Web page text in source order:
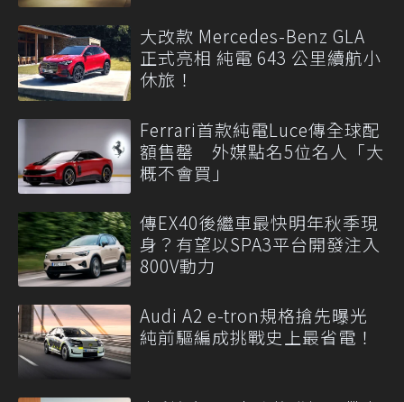
大改款 Mercedes-Benz GLA
正式亮相 純電 643 公里續航小
休旅！
Ferrari首款純電Luce傳全球配
額售罄 外媒點名5位名人「大
概不會買」
傳EX40後繼車最快明年秋季現
身？有望以SPA3平台開發注入
800V動力
Audi A2 e-tron規格搶先曝光
純前驅編成挑戰史上最省電！